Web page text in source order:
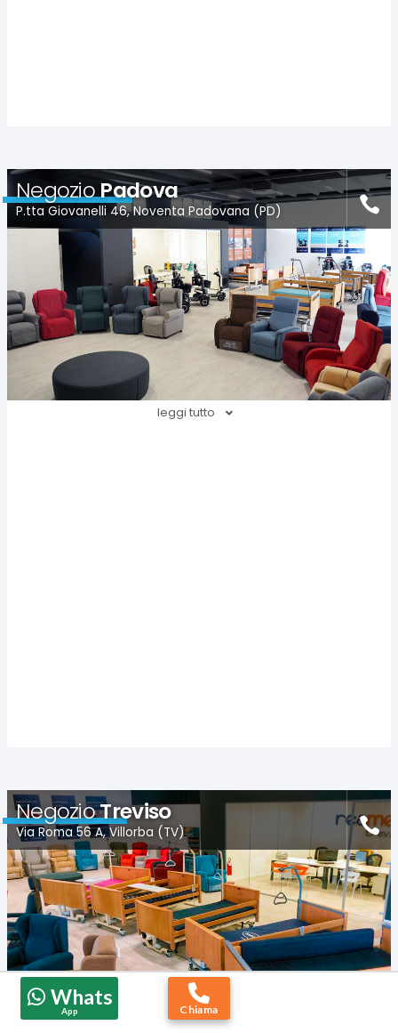
NegozioPadova
P.tta Giovanelli 46, Noventa Padovana (PD)
leggi tutto
NegozioTreviso
Via Roma 56 A, Villorba (TV)
Whats
App Chiama